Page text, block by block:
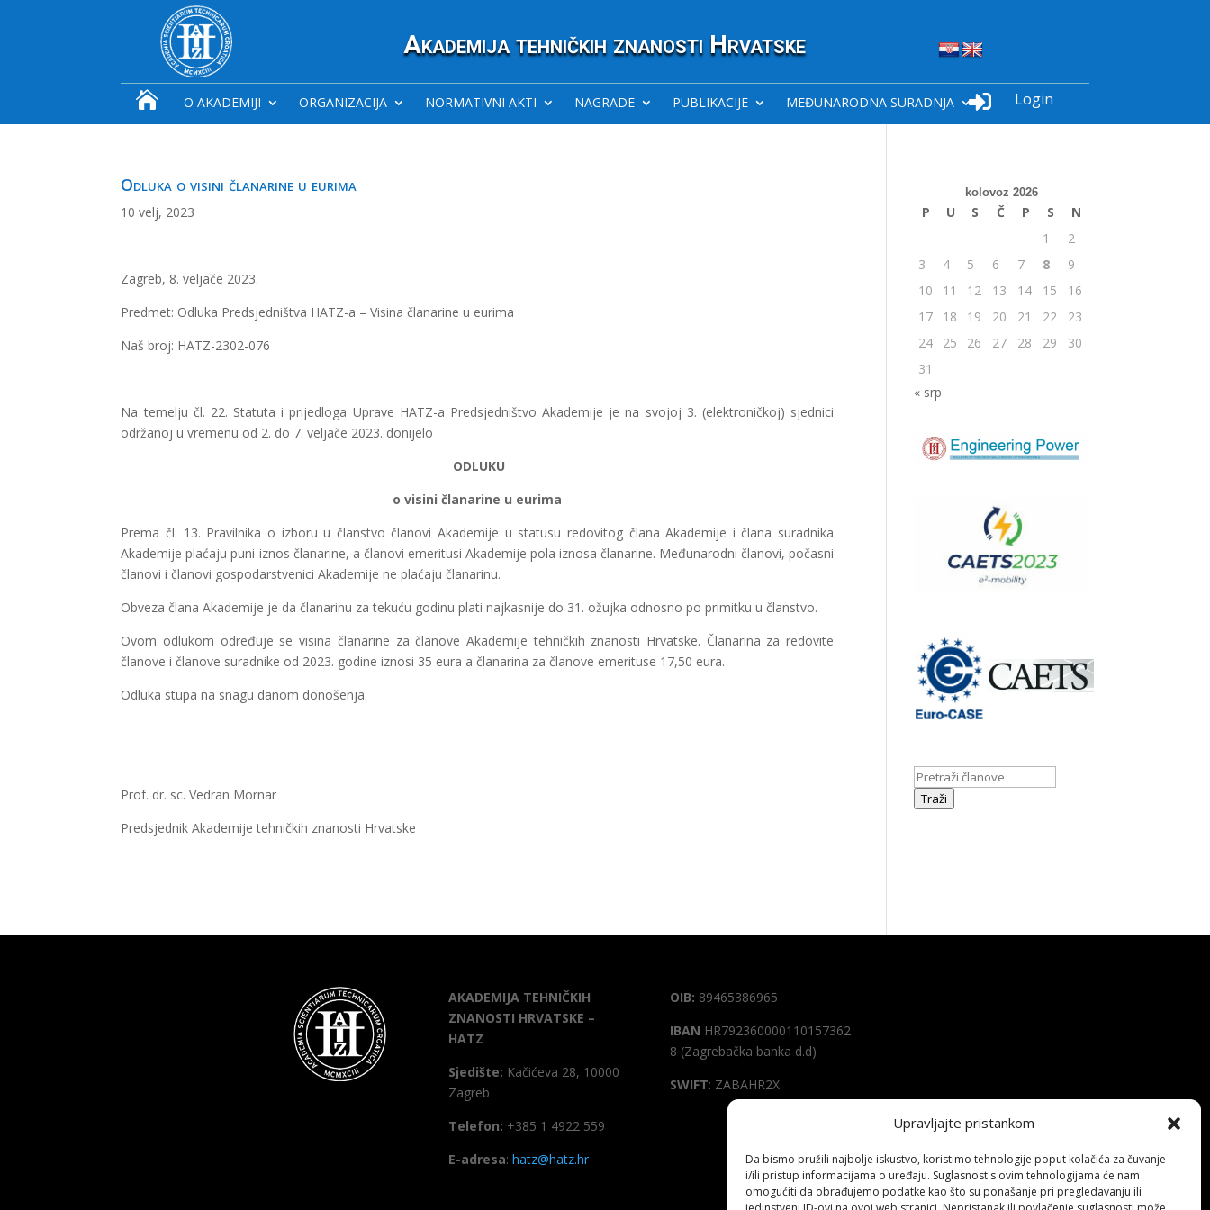
Upravljajte pristankom
Da bismo pružili najbolje iskustvo, koristimo tehnologije poput kolačića za čuvanje
i/ili pristup informacijama o uređaju. Suglasnost s ovim tehnologijama će nam
omogućiti da obrađujemo podatke kao što su ponašanje pri pregledavanju ili
Akademija tehničkih znanosti Hrvatske
 O AKADEMIJI ORGANIZACIJA NORMATIVNI AKTI NAGRADE PUBLIKACIJE MEĐUNARODNA SURADNJA  Login
Odluka o visini članarine u eurima
10 velj, 2023
Zagreb, 8. veljače 2023.
Predmet: Odluka Predsjedništva HATZ-a – Visina članarine u eurima
Naš broj: HATZ-2302-076
Na temelju čl. 22. Statuta i prijedloga Uprave HATZ-a Predsjedništvo Akademije je na svojoj 3. (elektroničkoj) sjednici
održanoj u vremenu od 2. do 7. veljače 2023. donijelo
ODLUKU
o visini članarine u eurima
Prema čl. 13. Pravilnika o izboru u članstvo članovi Akademije u statusu redovitog člana Akademije i člana suradnika
Akademije plaćaju puni iznos članarine, a članovi emeritusi Akademije pola iznosa članarine. Međunarodni članovi, počasni
članovi i članovi gospodarstvenici Akademije ne plaćaju članarinu.
Obveza člana Akademije je da članarinu za tekuću godinu plati najkasnije do 31. ožujka odnosno po primitku u članstvo.
Ovom odlukom određuje se visina članarine za članove Akademije tehničkih znanosti Hrvatske. Članarina za redovite
članove i članove suradnike od 2023. godine iznosi 35 eura a članarina za članove emerituse 17,50 eura.
Odluka stupa na snagu danom donošenja.
Prof. dr. sc. Vedran Mornar
Predsjednik Akademije tehničkih znanosti Hrvatske
kolovoz 2026
P U S Č P S
N
1
2
3
4 5 6 7 8
9
10
11 12 13 14 15
16
17
18 19 20 21 22
23
24
25 26 27 28 29
30
31
« srp
Traži
AKADEMIJA TEHNIČKIH
ZNANOSTI HRVATSKE –
HATZ
Sjedište: Kačićeva 28, 10000
Zagreb
Telefon: +385 1 4922 559
E-adresa: hatz@hatz.hr
OIB: 89465386965
IBAN HR792360000110157362
8 (Zagrebačka banka d.d)
SWIFT: ZABAHR2X